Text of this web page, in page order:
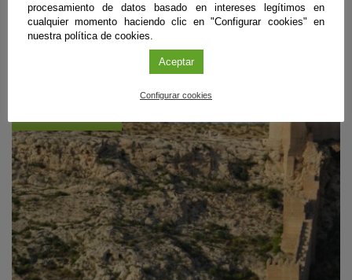
debidamente equipados con agua y ropa de abrigo, así como escoger
lugares abiertos y seguros, siempre mirando al horizonte occidental
despejado.
procesamiento de datos basado en intereses legítimos en
cualquier momento haciendo clic en "Configurar cookies" en
nuestra política de cookies.
Aceptar
Configurar cookies